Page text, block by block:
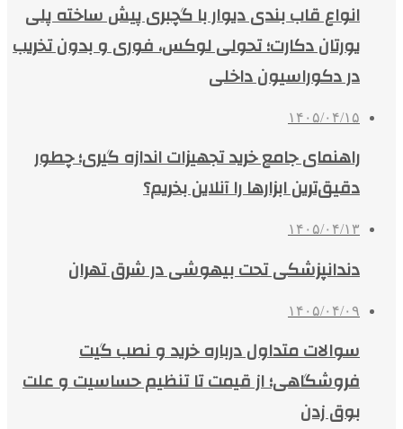
انواع قاب بندی دیوار با گچبری پیش ساخته پلی
یورتان دکارت؛ تحولی لوکس، فوری و بدون تخریب
در دکوراسیون داخلی
۱۴۰۵/۰۴/۱۵
راهنمای جامع خرید تجهیزات اندازه گیری؛ چطور
دقیق‌ترین ابزارها را آنلاین بخریم؟
۱۴۰۵/۰۴/۱۳
دندانپزشکی تحت بیهوشی در شرق تهران
۱۴۰۵/۰۴/۰۹
سوالات متداول درباره خرید و نصب گیت
فروشگاهی؛ از قیمت تا تنظیم حساسیت و علت
بوق زدن